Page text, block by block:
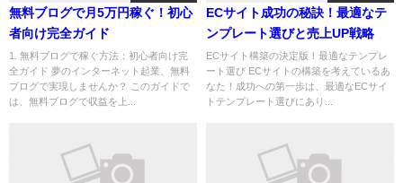
無料ブログで月5万円稼ぐ！初心
者向け完全ガイド
1. 無料ブログで稼ぐ方法：初心者向け完
全ガイド 夢のインターネット起業、無料
ブログで実現しませんか？ このガイドで
は、無料ブログで収益を上...
ECサイト成功の秘訣！最適なテ
ンプレート選びと売上UP戦略
ECサイト構築の決定版！最適なテンプレ
ート選び ECサイトの構築を考えているあ
なた！成功への第一歩は、最適なECサイ
トテンプレート選びにあり...